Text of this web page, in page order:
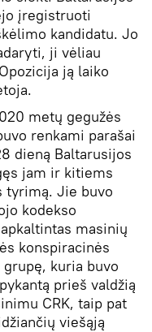
įregistruoti
kandidatu. Jo
ji vėliau
ją laiko
metų gegužės
renkami parašai
dieną Baltarusijos
jam ir kitiems
tyrimą. Jie buvo
kodekso
masinių
konspiracinės
kuria buvo
prieš valdžią
CRK, taip pat
viešąją